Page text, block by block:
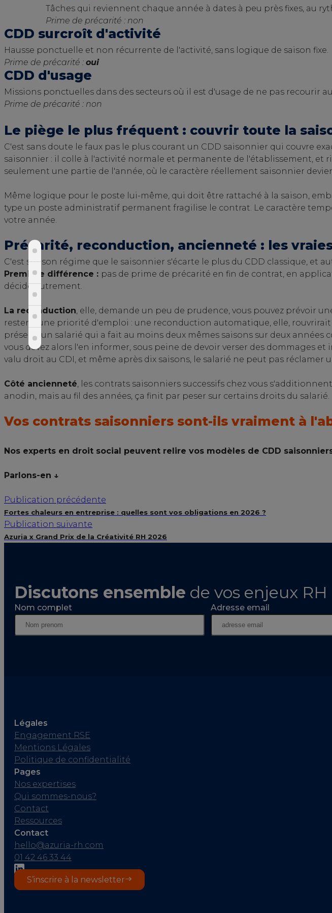
Tâches qui reviennent chaque année à dates à peu près fixes, au
Prime de précarité : non
CDD surcroît d'activité
Hausse ponctuelle et non récurrente de l'activité, sans logique de saison fixe.
Prime de précarité : oui
CDD d'usage
Missions ponctuelles dans des secteurs où il est d'usage de ne pas recourir
Prime de précarité : non
Le piège le plus fréquent : couvrir toute la
C'est sans doute le faux pas le plus courant un CDD saisonnier qui couvre
saisonnier : il colle à l'activité normale et permanente de l'établissement, et
seulement une partie de l'année, où le caractère réellement saisonnier
Même logique pour le poste lui-même, qui doit être rattaché à la saison,
type un poste administratif permanent fragilise le contrat. Le caractère
votre année.
Précarité, reconduction, ancienneté : les
C'est sur son régime que le saisonnier s'écarte le plus du CDD classique, et
Première différence : pas de prime de précarité en fin de contrat, en
décide autrement.
La reconduction, elle, demande un peu de prudence, vous pouvez prévoir
rester à une priorité d'emploi : une reconduction automatique, elle,
présent, un salarié qui a fait au moins deux mêmes saisons sur deux
vous devez alors l'en informer, sous peine de devoir verser des dommages
valu droit au CDI, et même après dix saisons, le salarié ne peut pas réclamer
Côté ancienneté, les contrats saisonniers successifs chez vous
anodin, mais au fil des années, ça finit par peser sur certains droits du salarié.
Vos contrats saisonniers sont-ils vraiment à
Nos experts en droit social peuvent relire vos modèles de CDD
Parlons-en ↓
Publication précédente
Fortes chaleurs en entreprise : quelles sont vos obligations en 2026 ?
Publication suivante
Azuria x Grand Prix de la Créativité RH 2026
Discutons ensemble de vos enjeux RH
Nom complet Adresse email
Légales
Engagement RSE
Mentions Légales
Politique de confidentialité
Pages
Nos expertises
Qui sommes-nous?
Contact
Ressources
Contact
hello@azuria-rh.com
01 42 46 33 44
S’inscrire à la newsletter